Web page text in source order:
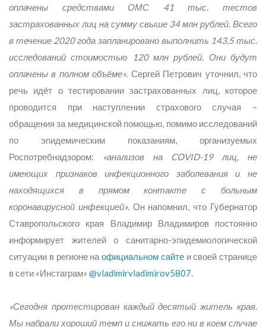
оплачены средствами ОМС 41 тыс. тестов
застрахованных лиц на сумму свыше 34 млн рублей. Всего
в течение 2020 года запланировано выполнить 143,5 тыс.
исследований стоимостью 120 млн рублей. Они будут
оплачены в полном объёме». Сергей Петрович уточнил, что
речь идёт о тестировании застрахованных лиц, которое
проводится при наступлении страхового случая –
обращения за медицинской помощью, помимо исследований
по эпидемическим показаниям, организуемых
Роспотребнадзором:
«анализов на COVID-19 лиц, не
имеющих признаков инфекционного заболевания и не
находящихся в прямом контакте с больным
коронавирусной инфекцией».Он напомнил, что Губернатор
Ставропольского края Владимир Владимиров постоянно
информирует жителей о санитарно-эпидемиологической
ситуации в регионе на официальном сайтеи своей странице
в сети «Инстаграм» @vladimirvladimirov5807.
«Сегодня протестирован каждый десятый житель края.
Мы набрали хороший темп и снижать его ни в коем случае